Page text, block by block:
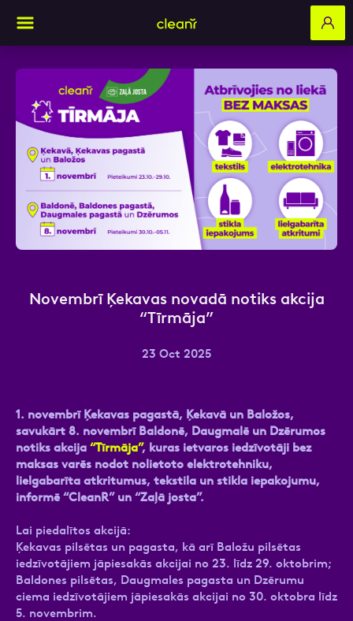
Novembrī Ķekavas novadā notiks akcija
“Tīrmāja”
23 Oct 2025
1. novembrī Ķekavas pagastā, Ķekavā un Baložos,
savukārt 8. novembrī Baldonē, Daugmalē un Dzērumos
notiks akcija “Tīrmāja”, kuras ietvaros iedzīvotāji bez
maksas varēs nodot nolietoto elektrotehniku,
lielgabarīta atkritumus, tekstila un stikla iepakojumu,
informē “CleanR” un “Zaļā josta”.
Lai piedalītos akcijā:
Ķekavas pilsētas un pagasta, kā arī Baložu pilsētas
iedzīvotājiem jāpiesakās akcijai no 23. līdz 29. oktobrim;
Baldones pilsētas, Daugmales pagasta un Dzērumu
ciema iedzīvotājiem jāpiesakās akcijai no 30. oktobra līdz
5. novembrim.
Aizpildi pieteikuma formu un mēs ar tevi
sazināsimies
Vārds, Uzvārds
Ziņa
Atzīmējiet, ka piekrītat personas datu
apstrādei.Vairāk